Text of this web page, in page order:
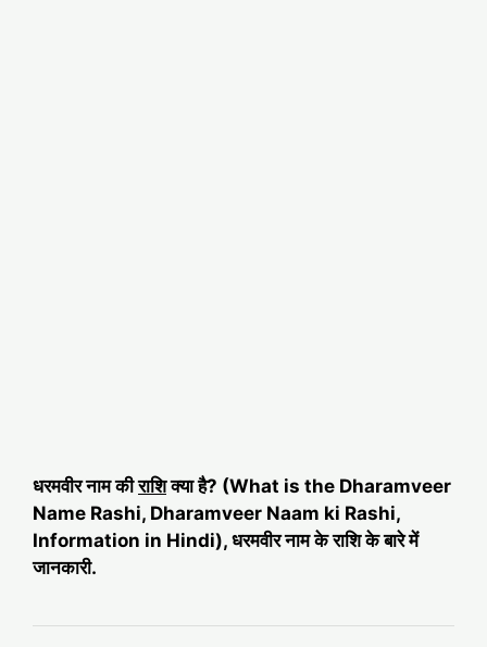
धरमवीर नाम कीराशिक्या है? (What is the Dharamveer
Name Rashi, Dharamveer Naam ki Rashi,
Information in Hindi), धरमवीर नाम के राशि के बारे में
जानकारी.